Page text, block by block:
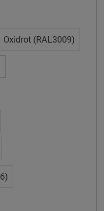
Oxidrot (RAL3009)